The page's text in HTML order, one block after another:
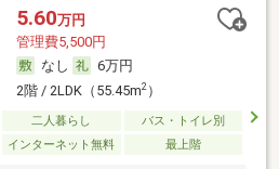
5.60万円
管理費5,500円
なし
6万円
2階 / 2LDK（55.45m2）
二人暮らし
バス・トイレ別
インターネット無料 最上階